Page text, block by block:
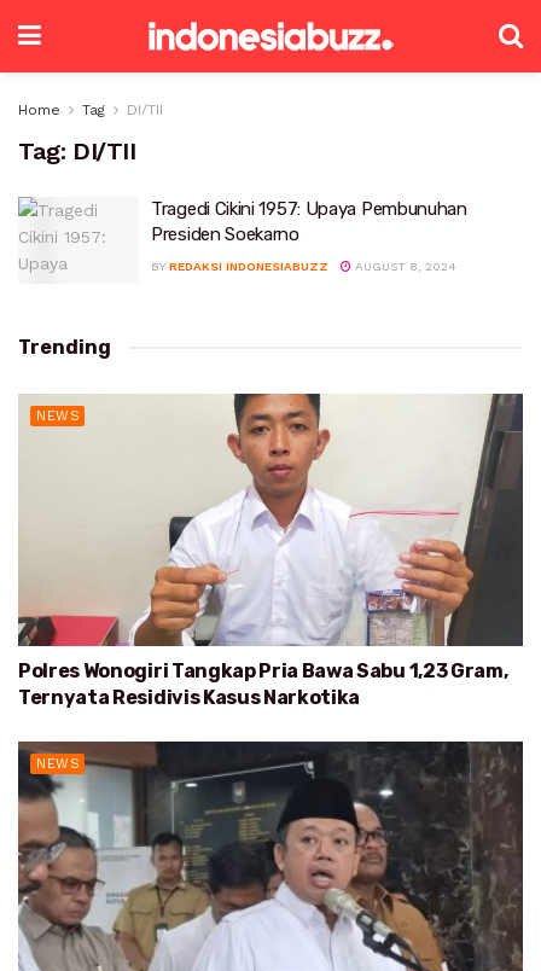
Home Tag DI/TII
Tag: DI/TII
Tragedi Cikini 1957: Upaya Pembunuhan
Presiden Soekarno
BY REDAKSI INDONESIABUZZ AUGUST 8, 2024
Trending
NEWS
Polres Wonogiri Tangkap Pria Bawa Sabu 1,23 Gram,
Ternyata Residivis Kasus Narkotika
NEWS